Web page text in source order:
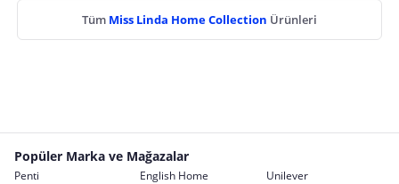
Tüm Miss Linda Home Collection Ürünleri
Popüler Marka ve Mağazalar
Penti English Home
Unilever